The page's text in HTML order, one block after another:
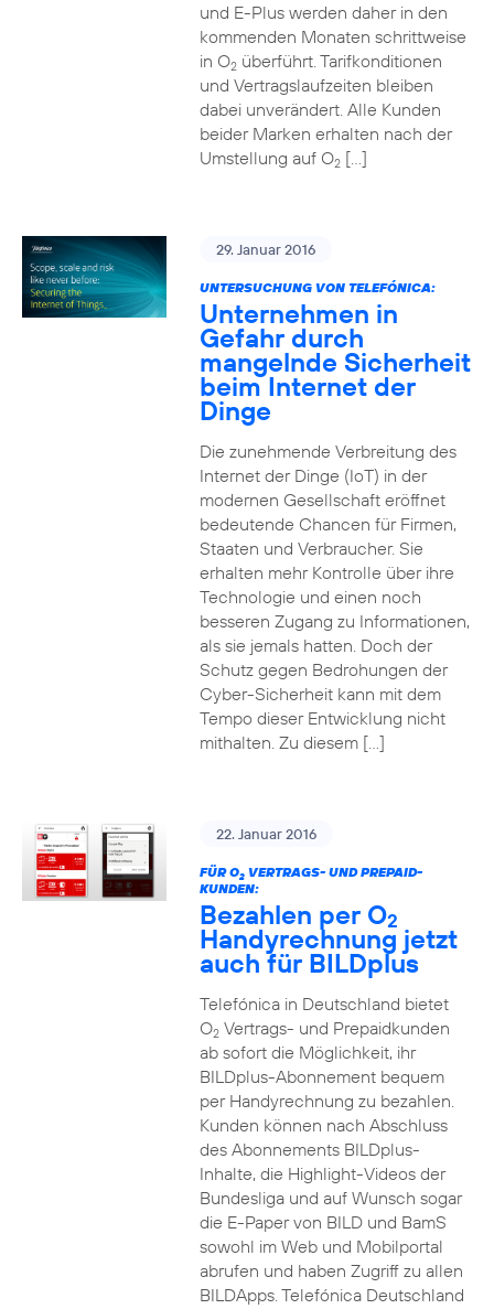
und E-Plus werden daher in den
kommenden Monaten schrittweise
in O2überführt. Tarifkonditionen
und Vertragslaufzeiten bleiben
dabei unverändert. Alle Kunden
beider Marken erhalten nach der
Umstellung auf O2[…]
29. Januar 2016
UNTERSUCHUNG VON TELEFÓNICA:
Unternehmen in
Gefahr durch
mangelnde Sicherheit
beim Internet der
Dinge
Die zunehmende Verbreitung des
Internet der Dinge (IoT) in der
modernen Gesellschaft eröffnet
bedeutende Chancen für Firmen,
Staaten und Verbraucher. Sie
erhalten mehr Kontrolle über ihre
Technologie und einen noch
besseren Zugang zu Informationen,
als sie jemals hatten. Doch der
Schutz gegen Bedrohungen der
Cyber-Sicherheit kann mit dem
Tempo dieser Entwicklung nicht
mithalten. Zu diesem […]
22. Januar 2016
FÜR O2VERTRAGS- UND PREPAID-
KUNDEN:
Bezahlen per O2
Handyrechnung jetzt
auch für BILDplus
Telefónica in Deutschland bietet
O2Vertrags- und Prepaidkunden
ab sofort die Möglichkeit, ihr
BILDplus-Abonnement bequem
per Handyrechnung zu bezahlen.
Kunden können nach Abschluss
des Abonnements BILDplus-
Inhalte, die Highlight-Videos der
Bundesliga und auf Wunsch sogar
die E-Paper von BILD und BamS
sowohl im Web und Mobilportal
abrufen und haben Zugriff zu allen
BILDApps. Telefónica Deutschland